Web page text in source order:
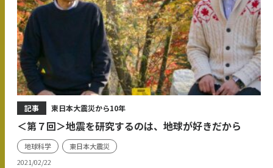
2021/02/22
記事 東日本大震災から10年
＜第７回＞地震を研究するのは、地球が好きだから
地球科学 東日本大震災